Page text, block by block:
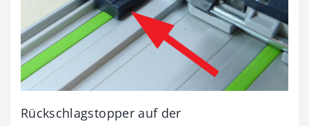
Rückschlagstopper auf der